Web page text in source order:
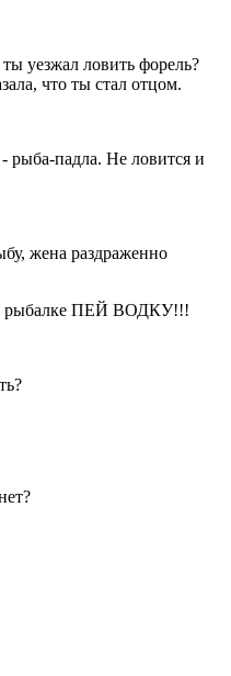
уезжал ловить форель?
что ты стал отцом.
падла. Не ловится и
жена раздраженно
рыбалке ПЕЙ ВОДКУ!!!